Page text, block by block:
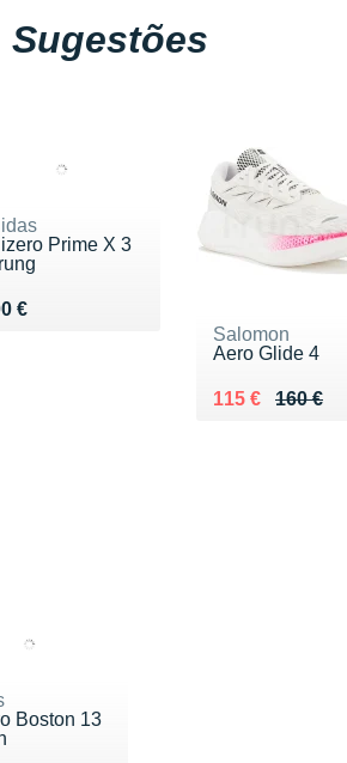
Sugestões
Prime X 3
€ 300 €
Salomon
Aero Glide 4
160 €
Au lieu de 160 €
115 €
Vendu 115 €
Boston 13